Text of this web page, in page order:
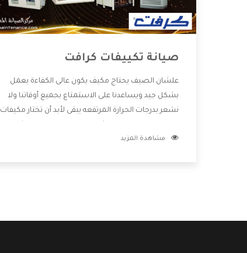
صيانة تكييفات كرافت
علشان الصيف يحتاج مكيف يكون عالى الكفاءة يعمل
بشكل جيد ويساعدنا على الاستمتاع بجميع أوقاتنا ولا
نشعر بدرجات الحرارة المرتفعه يبقى لأبد أن تختار مكيفات
الخواص الجديدة التى تجعل المستهلك مستمتع بشراء
مشاهدة المزيد